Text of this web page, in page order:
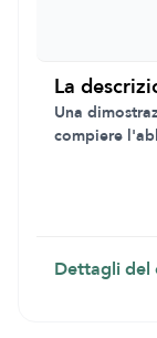
La
Una
compiere
Dettagli